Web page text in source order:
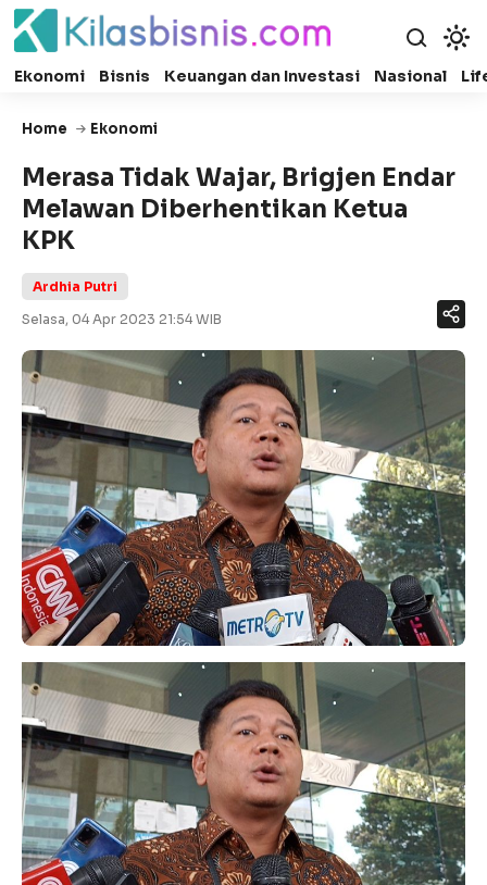
Ekonomi Bisnis Keuangan dan Investasi Nasional
Home Ekonomi
Merasa Tidak Wajar, Brigjen Endar
Melawan Diberhentikan Ketua
KPK
Ardhia Putri
Selasa, 04 Apr 2023 21:54 WIB